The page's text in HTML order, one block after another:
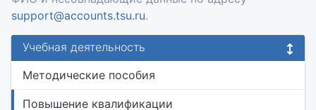
support@accounts.tsu.ru.
Учебная деятельность
Методические пособия
Повышение квалификации